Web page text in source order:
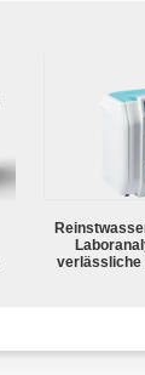
verlässliche